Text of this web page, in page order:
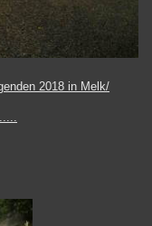
2018 in Melk/